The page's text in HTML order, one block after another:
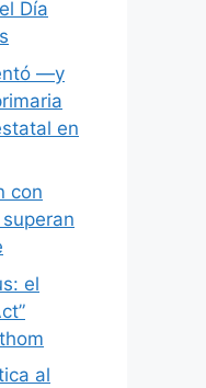
Día
—y
en
con
el
al